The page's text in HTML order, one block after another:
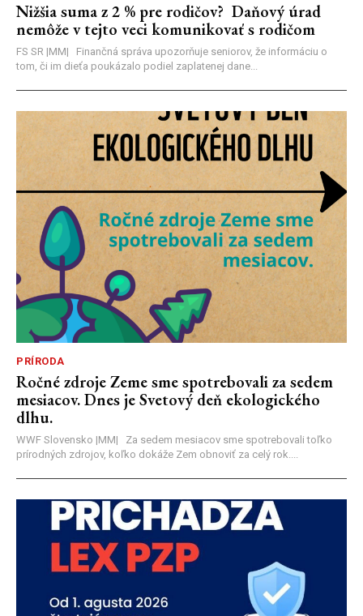
Nižšia suma z 2 % pre rodičov? Daňový úrad
nemôže v tejto veci komunikovať s rodičom
FS SR |MM| Finančná správa upozorňuje seniorov, že informáciu o
tom, či im dieťa poukázalo podiel zaplatenej dane...
PRÍRODA
Ročné zdroje Zeme sme spotrebovali za sedem
mesiacov. Dnes je Svetový deň ekologického
dlhu.
WWF Slovensko |MM| Za sedem mesiacov sme spotrebovali toľko
prírodných zdrojov, koľko dokáže Zem obnoviť za celý rok....